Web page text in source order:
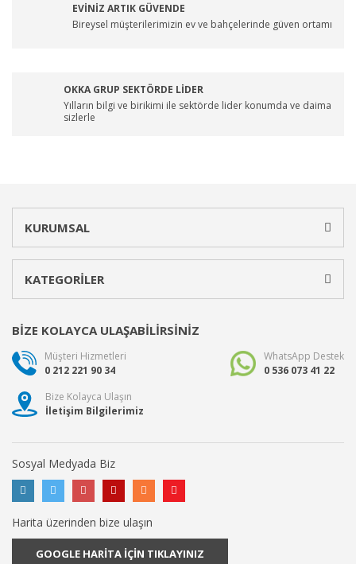
EVİNİZ ARTIK GÜVENDE
Bireysel müşterilerimizin ev ve bahçelerinde güven ortamı
OKKA GRUP SEKTÖRDE LİDER
Yılların bilgi ve birikimi ile sektörde lider konumda ve daima
sizlerle
KURUMSAL
KATEGORİLER
BİZE KOLAYCA ULAŞABİLİRSİNİZ
Müşteri Hizmetleri
0 212 221 90 34
WhatsApp Destek
0 536 073 41 22
Bize Kolayca Ulaşın
İletişim Bilgilerimiz
Sosyal Medyada Biz
Harita üzerinden bize ulaşın
GOOGLE HARİTA İÇİN TIKLAYINIZ